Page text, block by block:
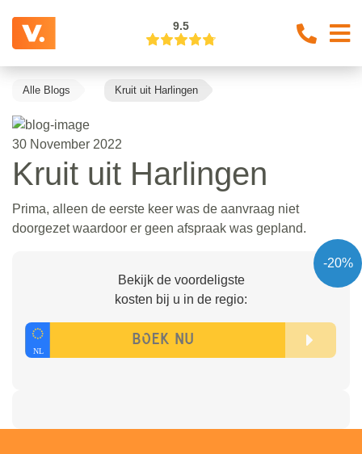
9.5
Alle Blogs Kruit uit Harlingen
30 November 2022
Kruit uit Harlingen
Prima, alleen de eerste keer was de aanvraag niet
doorgezet waardoor er geen afspraak was gepland.
-20%
Bekijk de voordeligste
kosten bij u in de regio: